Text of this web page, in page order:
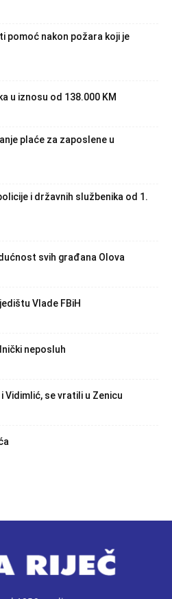
pomoć nakon požara koji je
u iznosu od 138.000 KM
plaće za zaposlene u
i državnih službenika od 1.
svih građana Olova
Vlade FBiH
neposluh
Vidimlić, se vratili u Zenicu